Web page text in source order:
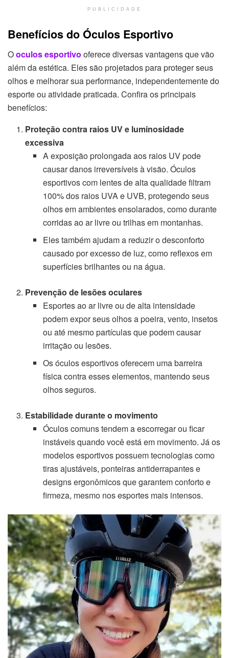
PUBLICIDADE
Benefícios do Óculos Esportivo
Ooculos esportivo oferece diversas vantagens que vão
além da estética. Eles são projetados para proteger seus
olhos e melhorar sua performance, independentemente do
esporte ou atividade praticada. Confira os principais
benefícios:
Proteção contra raios UV e luminosidade
excessiva
A exposição prolongada aos raios UV pode
causar danos irreversíveis à visão. Óculos
esportivos com lentes de alta qualidade filtram
100% dos raios UVA e UVB, protegendo seus
olhos em ambientes ensolarados, como durante
corridas ao ar livre ou trilhas em montanhas.
Eles também ajudam a reduzir o desconforto
causado por excesso de luz, como reflexos em
superfícies brilhantes ou na água.
Prevenção de lesões oculares
Esportes ao ar livre ou de alta intensidade
podem expor seus olhos a poeira, vento, insetos
ou até mesmo partículas que podem causar
irritação ou lesões.
Os óculos esportivos oferecem uma barreira
física contra esses elementos, mantendo seus
olhos seguros.
Estabilidade durante o movimento
Óculos comuns tendem a escorregar ou ficar
instáveis quando você está em movimento. Já os
modelos esportivos possuem tecnologias como
tiras ajustáveis, ponteiras antiderrapantes e
designs ergonômicos que garantem conforto e
firmeza, mesmo nos esportes mais intensos.